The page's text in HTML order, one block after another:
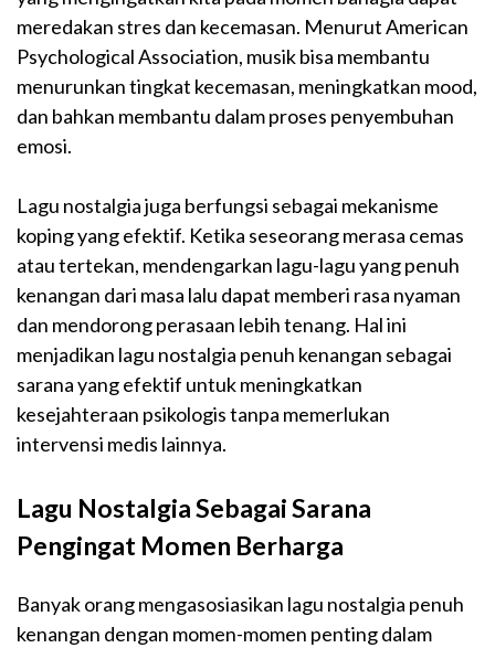
meredakan stres dan kecemasan. Menurut American
Psychological Association, musik bisa membantu
menurunkan tingkat kecemasan, meningkatkan mood,
dan bahkan membantu dalam proses penyembuhan
emosi.
Lagu nostalgia juga berfungsi sebagai mekanisme
koping yang efektif. Ketika seseorang merasa cemas
atau tertekan, mendengarkan lagu-lagu yang penuh
kenangan dari masa lalu dapat memberi rasa nyaman
dan mendorong perasaan lebih tenang. Hal ini
menjadikan lagu nostalgia penuh kenangan sebagai
sarana yang efektif untuk meningkatkan
kesejahteraan psikologis tanpa memerlukan
intervensi medis lainnya.
Lagu Nostalgia Sebagai Sarana
Pengingat Momen Berharga
Banyak orang mengasosiasikan lagu nostalgia penuh
kenangan dengan momen-momen penting dalam